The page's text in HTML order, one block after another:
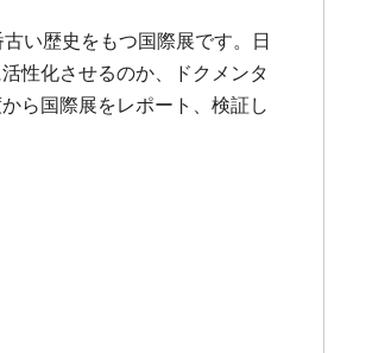
い歴史をもつ国際展です。日
性化させるのか、ドクメンタ
ら国際展をレポート、検証し